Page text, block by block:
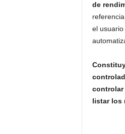
de
el
controlar
listar los